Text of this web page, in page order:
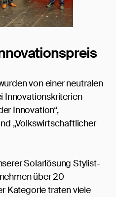
von einer neutralen
Innovationskriterien
Innovation“,
„Volkswirtschaftlicher
Solarlösung Stylist-
über 20
Kategorie traten viele